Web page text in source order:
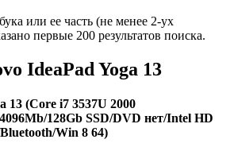
или ее часть (не менее 2-ух
первые 200 результатов поиска.
IdeaPad Yoga 13
13 (Core i7 3537U 2000
128Gb SSD/DVD нет/Intel HD
Win 8 64)